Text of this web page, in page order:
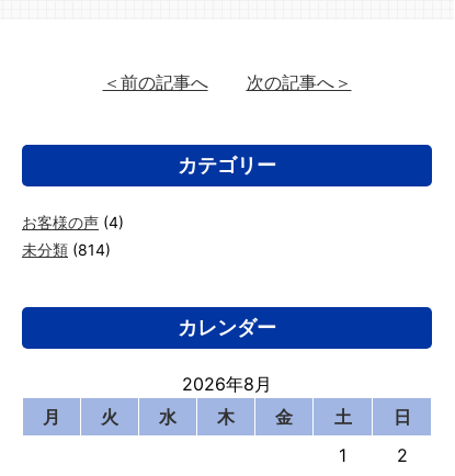
＜前の記事へ 次の記事へ＞
カテゴリー
お客様の声 (4)
未分類 (814)
カレンダー
2026年8月
月
火 水 木 金 土
日
1
2